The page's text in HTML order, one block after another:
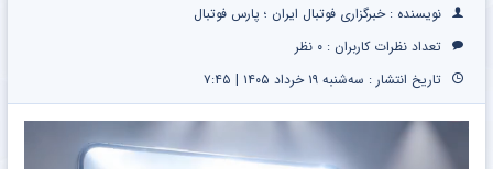
نویسنده : خبرگزاری فوتبال ایران ؛ پارس فوتبال
تعداد نظرات کاربران : ۰ نظر
تاریخ انتشار : سه‌شنبه ۱۹ خرداد ۱۴۰۵ | ۷:۴۵